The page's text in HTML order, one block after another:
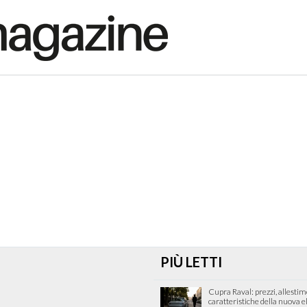
PIÙ LETTI
Cupra Raval: prezzi,
caratteristiche della nuova